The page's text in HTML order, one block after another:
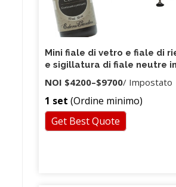
Mini fiale di vetro e fiale di
e sigillatura di fiale neutre in
fiale
NOI $4200–$9700/ Impostato
1 set (Ordine minimo)
Get Best Quote